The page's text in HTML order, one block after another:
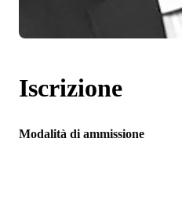
Iscrizione
Modalità di ammissione